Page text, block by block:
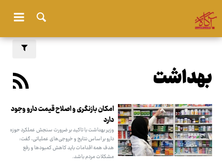
بهداشت
امکان بازنگری و اصلاح قیمت دارو وجود
دارد
وزیر بهداشت با تاکید بر ضرورت سنجش عملکرد حوزه
دارو بر اساس نتایج و خروجی‌های عملیاتی، گفت:
هدف همه اقدامات باید کاهش کمبودها و رفع
مشکلات مردم باشد.